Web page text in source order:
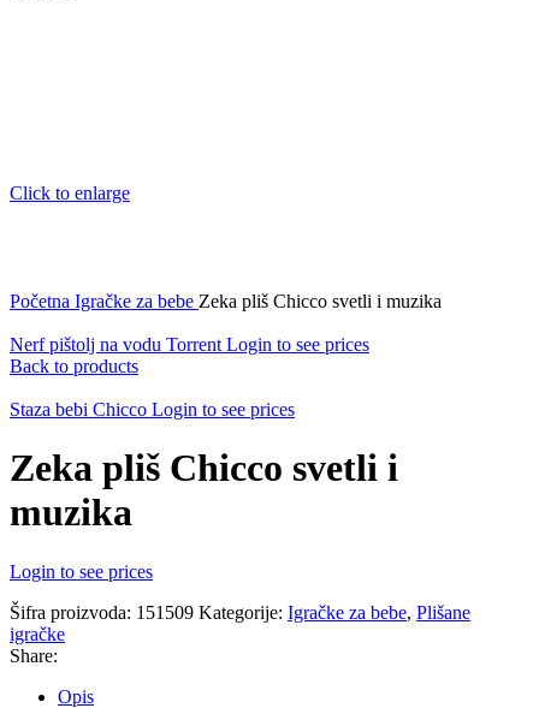
Click to enlarge
Početna Igračke za bebe Zeka pliš Chicco svetli i muzika
Nerf pištolj na vodu Torrent Login to see prices
Back to products
Staza bebi Chicco Login to see prices
Zeka pliš Chicco svetli i
muzika
Login to see prices
Šifra proizvoda: 151509 Kategorije: Igračke za bebe, Plišane
igračke
Share:
Opis